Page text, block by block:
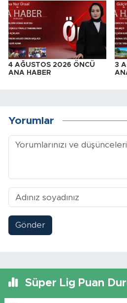
4 AĞUSTOS 2026 ÖNCÜ
ANA HABER
3
Yorumlar
Gönder
Süper Lig Puan